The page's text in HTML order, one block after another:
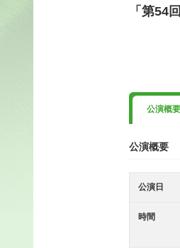
「第54
公演概要
公演概要
公演日
時間